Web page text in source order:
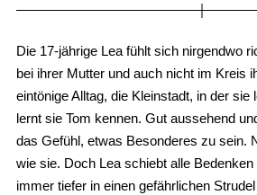
Die 17-jährige Lea fühlt sich nirgendwo
bei ihrer Mutter und auch nicht im Kreis
eintönige Alltag, die Kleinstadt, in der sie
lernt sie Tom kennen. Gut aussehend
das Gefühl, etwas Besonderes zu sein.
wie sie. Doch Lea schiebt alle
immer tiefer in einen gefährlichen